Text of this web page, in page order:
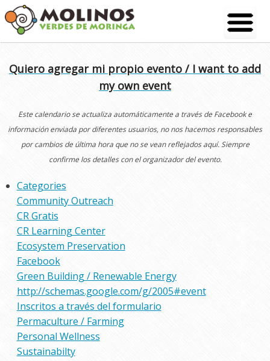
Skip
to
content
Quiero agregar mi propio evento / I want to add
my own event
Este calendario se actualiza automáticamente a través de Facebook e
información enviada por diferentes usuarios, no nos hacemos responsables
por cambios de última hora que no se vean reflejados aquí. Siempre
confirme los detalles con el organizador del evento.
Categories
Community Outreach
CR Gratis
CR Learning Center
Ecosystem Preservation
Facebook
Green Building / Renewable Energy
http://schemas.google.com/g/2005#event
Inscritos a través del formulario
Permaculture / Farming
Personal Wellness
Sustainabilty